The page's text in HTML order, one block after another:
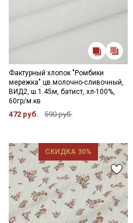
Фактурный хлопок "Ромбики
мережка" цв.молочно-сливочный,
ВИД2, ш.1.45м, батист, хл-100%,
60гр/м.кв
472 руб. 590 руб.
СКИДКА 30%